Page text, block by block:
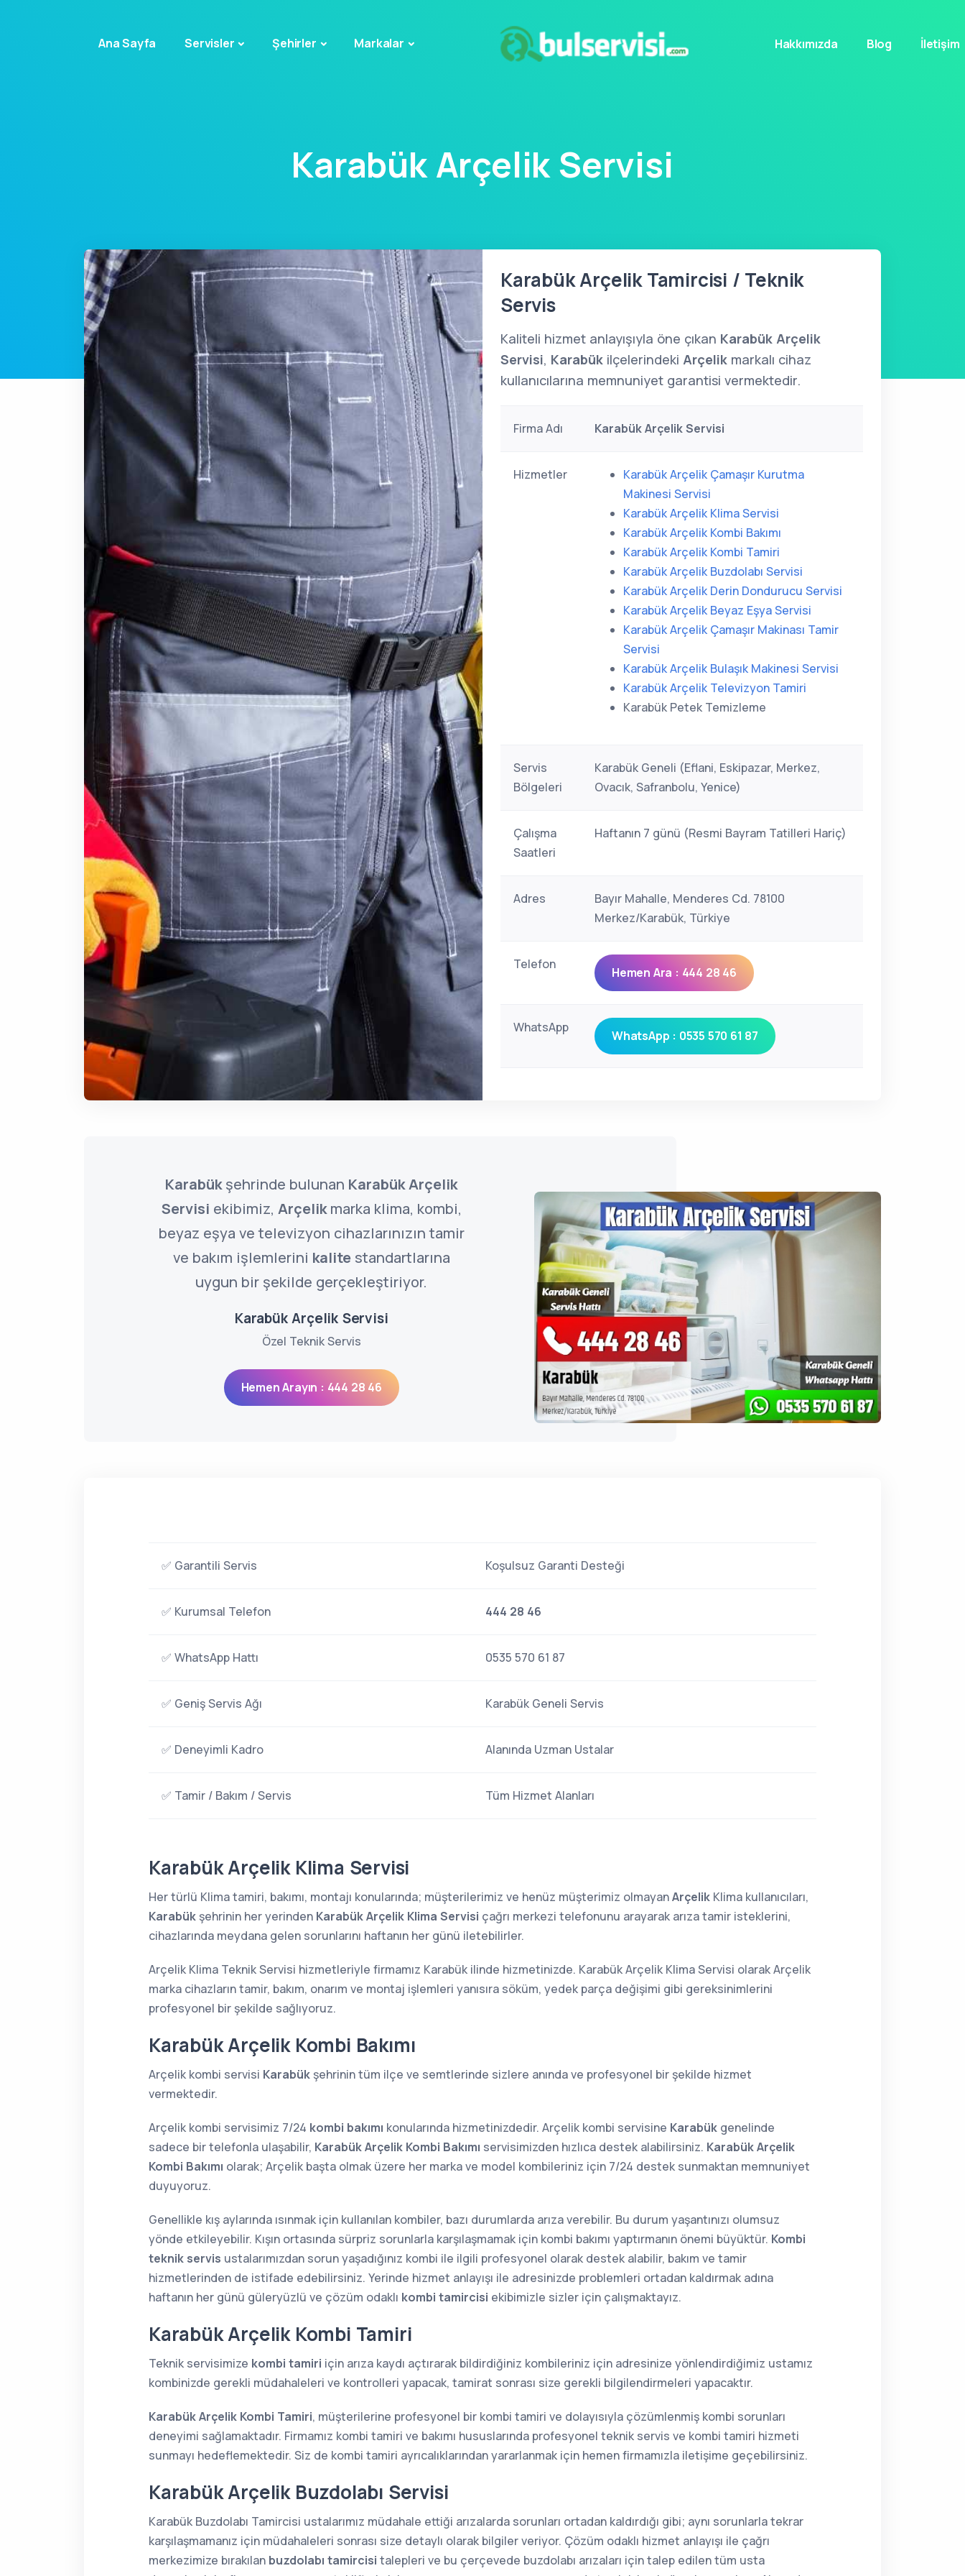
Ana Sayfa Servisler Şehirler Markalar Hakkımızda Blog İletişim
Karabük Arçelik Servisi
Karabük Arçelik Tamircisi / Teknik
Servis
Kaliteli hizmet anlayışıyla öne çıkan Karabük Arçelik
Servisi, Karabük ilçelerindeki Arçelik markalı cihaz
kullanıcılarına memnuniyet garantisi vermektedir.
Firma Adı Karabük Arçelik Servisi
Hizmetler
Karabük Arçelik Çamaşır Kurutma
Makinesi Servisi
Karabük Arçelik Klima Servisi
Karabük Arçelik Kombi Bakımı
Karabük Arçelik Kombi Tamiri
Karabük Arçelik Buzdolabı Servisi
Karabük Arçelik Derin Dondurucu Servisi
Karabük Arçelik Beyaz Eşya Servisi
Karabük Arçelik Çamaşır Makinası Tamir
Servisi
Karabük Arçelik Bulaşık Makinesi Servisi
Karabük Arçelik Televizyon Tamiri
Karabük Petek Temizleme
Servis
Bölgeleri
Karabük Geneli (Eflani, Eskipazar, Merkez,
Ovacık, Safranbolu, Yenice)
Çalışma
Saatleri
Haftanın 7 günü (Resmi Bayram Tatilleri Hariç)
Adres
Bayır Mahalle, Menderes Cd. 78100
Merkez/Karabük, Türkiye
Telefon
Hemen Ara : 444 28 46
WhatsApp
WhatsApp : 0535 570 61 87
Karabükşehrinde bulunan Karabük Arçelik
Servisi ekibimiz, Arçelikmarka klima, kombi,
beyaz eşya ve televizyon cihazlarınızın tamir
ve bakım işlemlerini kalitestandartlarına
uygun bir şekilde gerçekleştiriyor.
Karabük Arçelik Servisi
Özel Teknik Servis
Hemen Arayın : 444 28 46
✅ Garantili Servis Koşulsuz Garanti Desteği
✅ Kurumsal Telefon 444 28 46
✅ WhatsApp Hattı 0535 570 61 87
✅ Geniş Servis Ağı Karabük Geneli Servis
✅ Deneyimli Kadro Alanında Uzman Ustalar
✅ Tamir / Bakım / Servis Tüm Hizmet Alanları
Karabük Arçelik Klima Servisi
Her türlü Klima tamiri, bakımı, montajı konularında; müşterilerimiz ve henüz müşterimiz olmayanArçelik Klima kullanıcıları,
Karabük şehrinin her yerinden Karabük Arçelik Klima Servisi çağrı merkezi telefonunu arayarak arıza tamir isteklerini,
cihazlarında meydana gelen sorunlarını haftanın her günü iletebilirler.
Arçelik Klima Teknik Servisi hizmetleriyle firmamız Karabük ilinde hizmetinizde. Karabük Arçelik Klima Servisi olarak Arçelik
marka cihazların tamir, bakım, onarım ve montaj işlemleri yanısıra söküm, yedek parça değişimi gibi gereksinimlerini
profesyonel bir şekilde sağlıyoruz.
Karabük Arçelik Kombi Bakımı
Arçelik kombi servisi Karabük şehrinin tüm ilçe ve semtlerinde sizlere anında ve profesyonel bir şekilde hizmet
vermektedir.
Arçelik kombi servisimiz 7/24 kombi bakımı konularında hizmetinizdedir. Arçelik kombi servisine Karabük genelinde
sadece bir telefonla ulaşabilir, Karabük Arçelik Kombi Bakımı servisimizden hızlıca destek alabilirsiniz. Karabük Arçelik
Kombi Bakımı olarak; Arçelik başta olmak üzere her marka ve model kombileriniz için 7/24 destek sunmaktan memnuniyet
duyuyoruz.
Genellikle kış aylarında ısınmak için kullanılan kombiler, bazı durumlarda arıza verebilir. Bu durum yaşantınızı olumsuz
yönde etkileyebilir. Kışın ortasında sürpriz sorunlarla karşılaşmamak için kombi bakımı yaptırmanın önemi büyüktür. Kombi
teknik servis ustalarımızdan sorun yaşadığınız kombi ile ilgili profesyonel olarak destek alabilir, bakım ve tamir
hizmetlerinden de istifade edebilirsiniz. Yerinde hizmet anlayışı ile adresinizde problemleri ortadan kaldırmak adına
haftanın her günü güleryüzlü ve çözüm odaklı kombi tamircisi ekibimizle sizler için çalışmaktayız.
Karabük Arçelik Kombi Tamiri
Teknik servisimize kombi tamiri için arıza kaydı açtırarak bildirdiğiniz kombileriniz için adresinize yönlendirdiğimiz ustamız
kombinizde gerekli müdahaleleri ve kontrolleri yapacak, tamirat sonrası size gerekli bilgilendirmeleri yapacaktır.
Karabük Arçelik Kombi Tamiri, müşterilerine profesyonel bir kombi tamiri ve dolayısıyla çözümlenmiş kombi sorunları
deneyimi sağlamaktadır. Firmamız kombi tamiri ve bakımı hususlarında profesyonel teknik servis ve kombi tamiri hizmeti
sunmayı hedeflemektedir. Siz de kombi tamiri ayrıcalıklarından yararlanmak için hemen firmamızla iletişime geçebilirsiniz.
Karabük Arçelik Buzdolabı Servisi
Karabük Buzdolabı Tamircisi ustalarımız müdahale ettiği arızalarda sorunları ortadan kaldırdığı gibi; aynı sorunlarla tekrar
karşılaşmamanız için müdahaleleri sonrası size detaylı olarak bilgiler veriyor. Çözüm odaklı hizmet anlayışı ile çağrı
merkezimize bırakılan buzdolabı tamircisi talepleri ve bu çerçevede buzdolabı arızaları için talep edilen tüm usta